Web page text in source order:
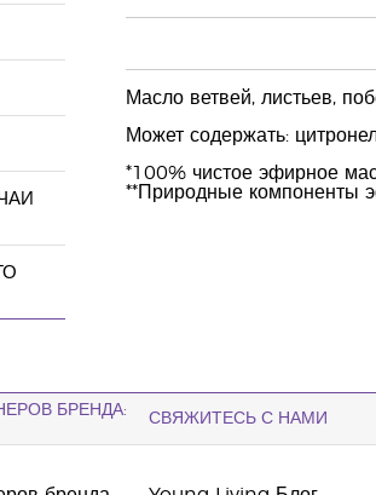
Масло ветвей, листьев,
Может содержать:
*100% чистое эфирное
**Природные компоненты
БРЕНДА:
СВЯЖИТЕСЬ С НАМИ